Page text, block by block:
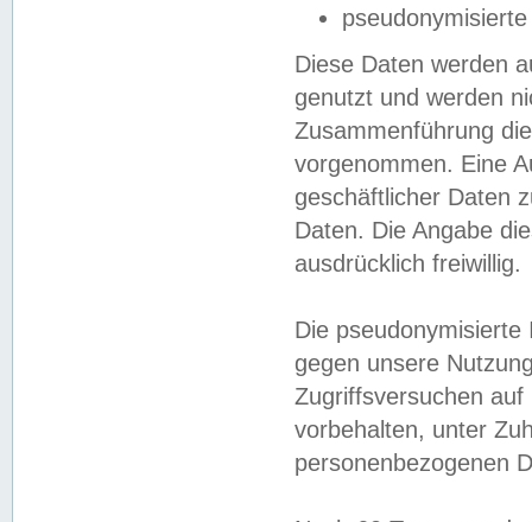
Diese Daten werden
genutzt und werden
Zusammenführung
vorgenommen. Eine
geschäftlicher Daten
Daten. Die Angabe
ausdrücklich freiwillig.
Die
gegen unsere
Zugriffsversuchen
vorbehalten, unter
personenbezogenen